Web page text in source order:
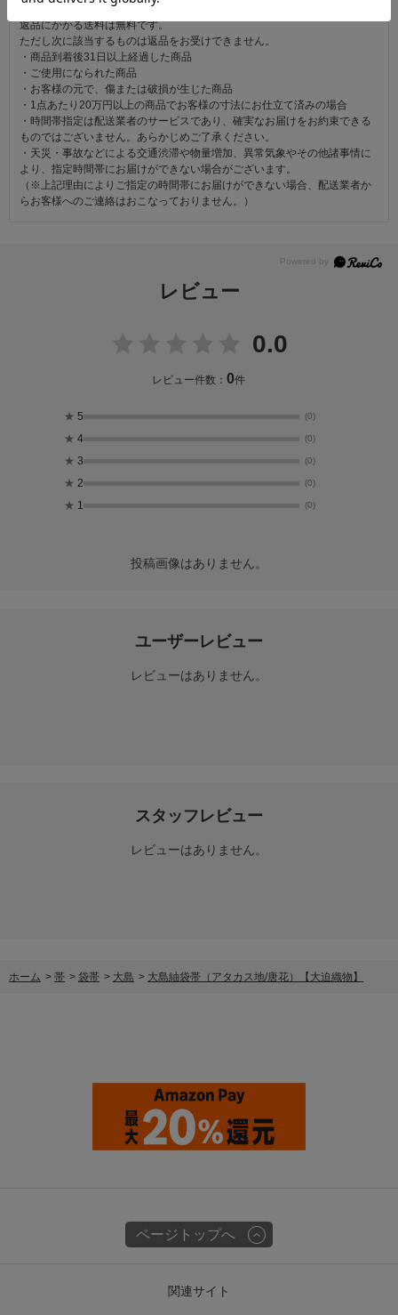
お仕立て後、お客様の手元に届いてから30日以内であれば返品可能です。
返品にかかる送料は無料です。
ただし次に該当するものは返品をお受けできません。
・商品到着後31日以上経過した商品
・ご使用になられた商品
・お客様の元で、傷または破損が生じた商品
・1点あたり20万円以上の商品でお客様の寸法にお仕立て済みの場合
・時間帯指定は配送業者のサービスであり、確実なお届けをお約束できる
ものではございません。あらかじめご了承ください。
・天災・事故などによる交通渋滞や物量増加、異常気象やその他諸事情に
より、指定時間帯にお届けができない場合がございます。
（※上記理由によりご指定の時間帯にお届けができない場合、配送業者か
らお客様へのご連絡はおこなっておりません。）
レビュー
0.0
レビュー件数：0件
★ 5 (0)
★ 4 (0)
★ 3 (0)
★ 2 (0)
★ 1 (0)
投稿画像はありません。
ユーザーレビュー
レビューはありません。
スタッフレビュー
レビューはありません。
ホーム > 帯 > 袋帯 > 大島 > 大島紬袋帯（アタカス地/唐花）【大迫織物】
ページトップへ
関連サイト